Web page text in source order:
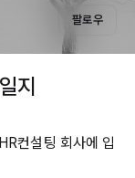
팔로우
지
컨설팅 회사에 입